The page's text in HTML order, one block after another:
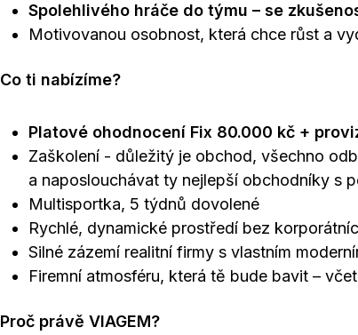
Spolehlivého hráče do týmu – se
Motivovanou osobnost, která chce růst a
Co ti nabízíme?
Platové ohodnocení Fix 80.000 kč +
Zaškolení - důležitý je obchod, všechno
a naposlouchávat ty nejlepší obchodníky s
Multisportka, 5 týdnů dovolené
Rychlé, dynamické prostředí bez
Silné zázemí realitní firmy s vlastním
Firemní atmosféru, která tě bude bavit –
Proč právě VIAGEM?